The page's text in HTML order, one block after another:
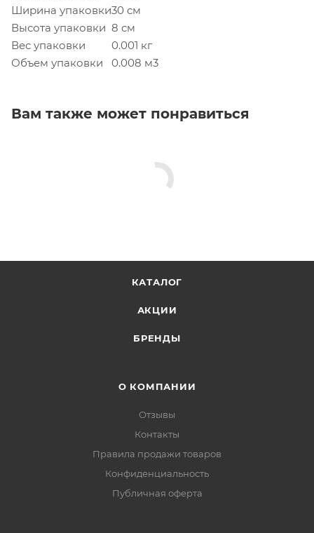
Ширина упаковки30 см
Высота упаковки 8 см
Вес упаковки
0.001 кг
Объем упаковки
0.008 м3
Вам также может понравиться
КАТАЛОГ
АКЦИИ
БРЕНДЫ
О КОМПАНИИ
Отзывы
Контакты
Правила продажи товаров
Конфиденциальность
Публичная оферта